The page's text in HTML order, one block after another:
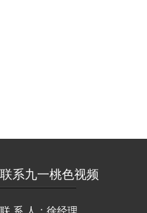
联系九一桃色视频
联 系 人：徐经理